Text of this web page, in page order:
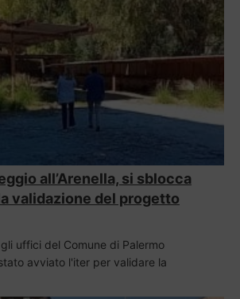
all’Arenella, si sblocca
validazione del progetto
uffici del Comune di Palermo
avviato l'iter per validare la